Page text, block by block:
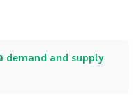
demand and supply